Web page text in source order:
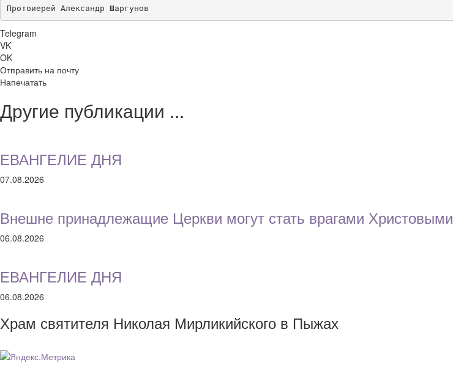
Протоиерей Александр Шаргунов
Telegram
VK
OK
Отправить на почту
Напечатать
Другие публикации ...
ЕВАНГЕЛИЕ ДНЯ
07.08.2026
Внешне принадлежащие Церкви могут стать врагами Христовыми
06.08.2026
ЕВАНГЕЛИЕ ДНЯ
06.08.2026
Храм святителя Николая Мирликийского в Пыжах